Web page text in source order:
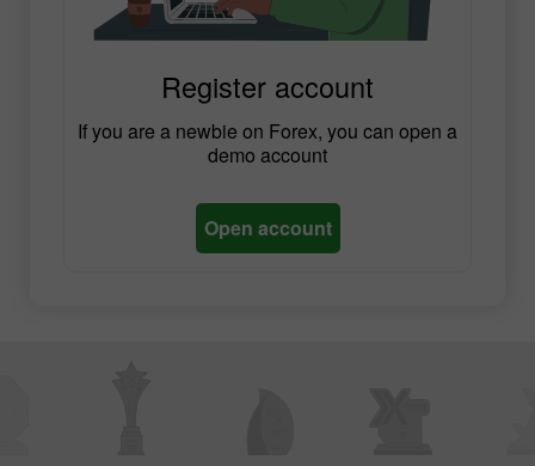
Register account
If you are a newbie on Forex, you can open a
demo account
Open account